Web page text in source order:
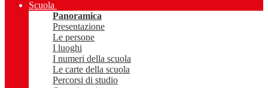
Scuola
Panoramica
Presentazione
Le persone
I luoghi
I numeri della scuola
Le carte della scuola
Percorsi di studio